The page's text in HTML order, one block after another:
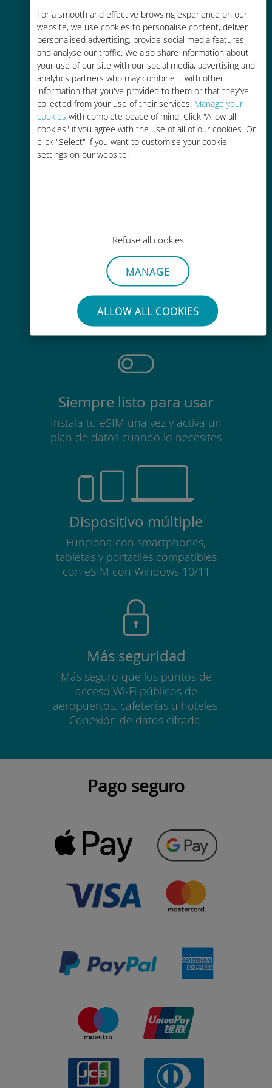
For a smooth and effective browsing experience on our
website, we use cookies to personalise content, deliver
personalised advertising, provide social media features
and analyse our traffic. We also share information about
your use of our site with our social media, advertising and
analytics partners who may combine it with other
information that you've provided to them or that they've
collected from your use of their services. Manage your
cookies with complete peace of mind. Click "Allow all
cookies" if you agree with the use of all of our cookies. Or
click "Select" if you want to customise your cookie
settings on our website.
Refuse all cookies
MANAGE
ALLOW ALL COOKIES
Rentable
Hasta un 90% más barato que los
costes de itinerancia con su
operador actual
Fácil recarga
Sin esfuerzo
No es necesario retirar la tarjeta
SIM
Siempre listo para usar
Instala tu eSIM una vez y activa un
plan de datos cuando lo necesites
Dispositivo múltiple
Funciona con smartphones,
tabletas y portátiles compatibles
con eSIM con Windows 10/11
Más seguridad
Más seguro que los puntos de
acceso Wi-Fi públicos de
aeropuertos, cafeterías u hoteles.
Conexión de datos cifrada.
Pago seguro